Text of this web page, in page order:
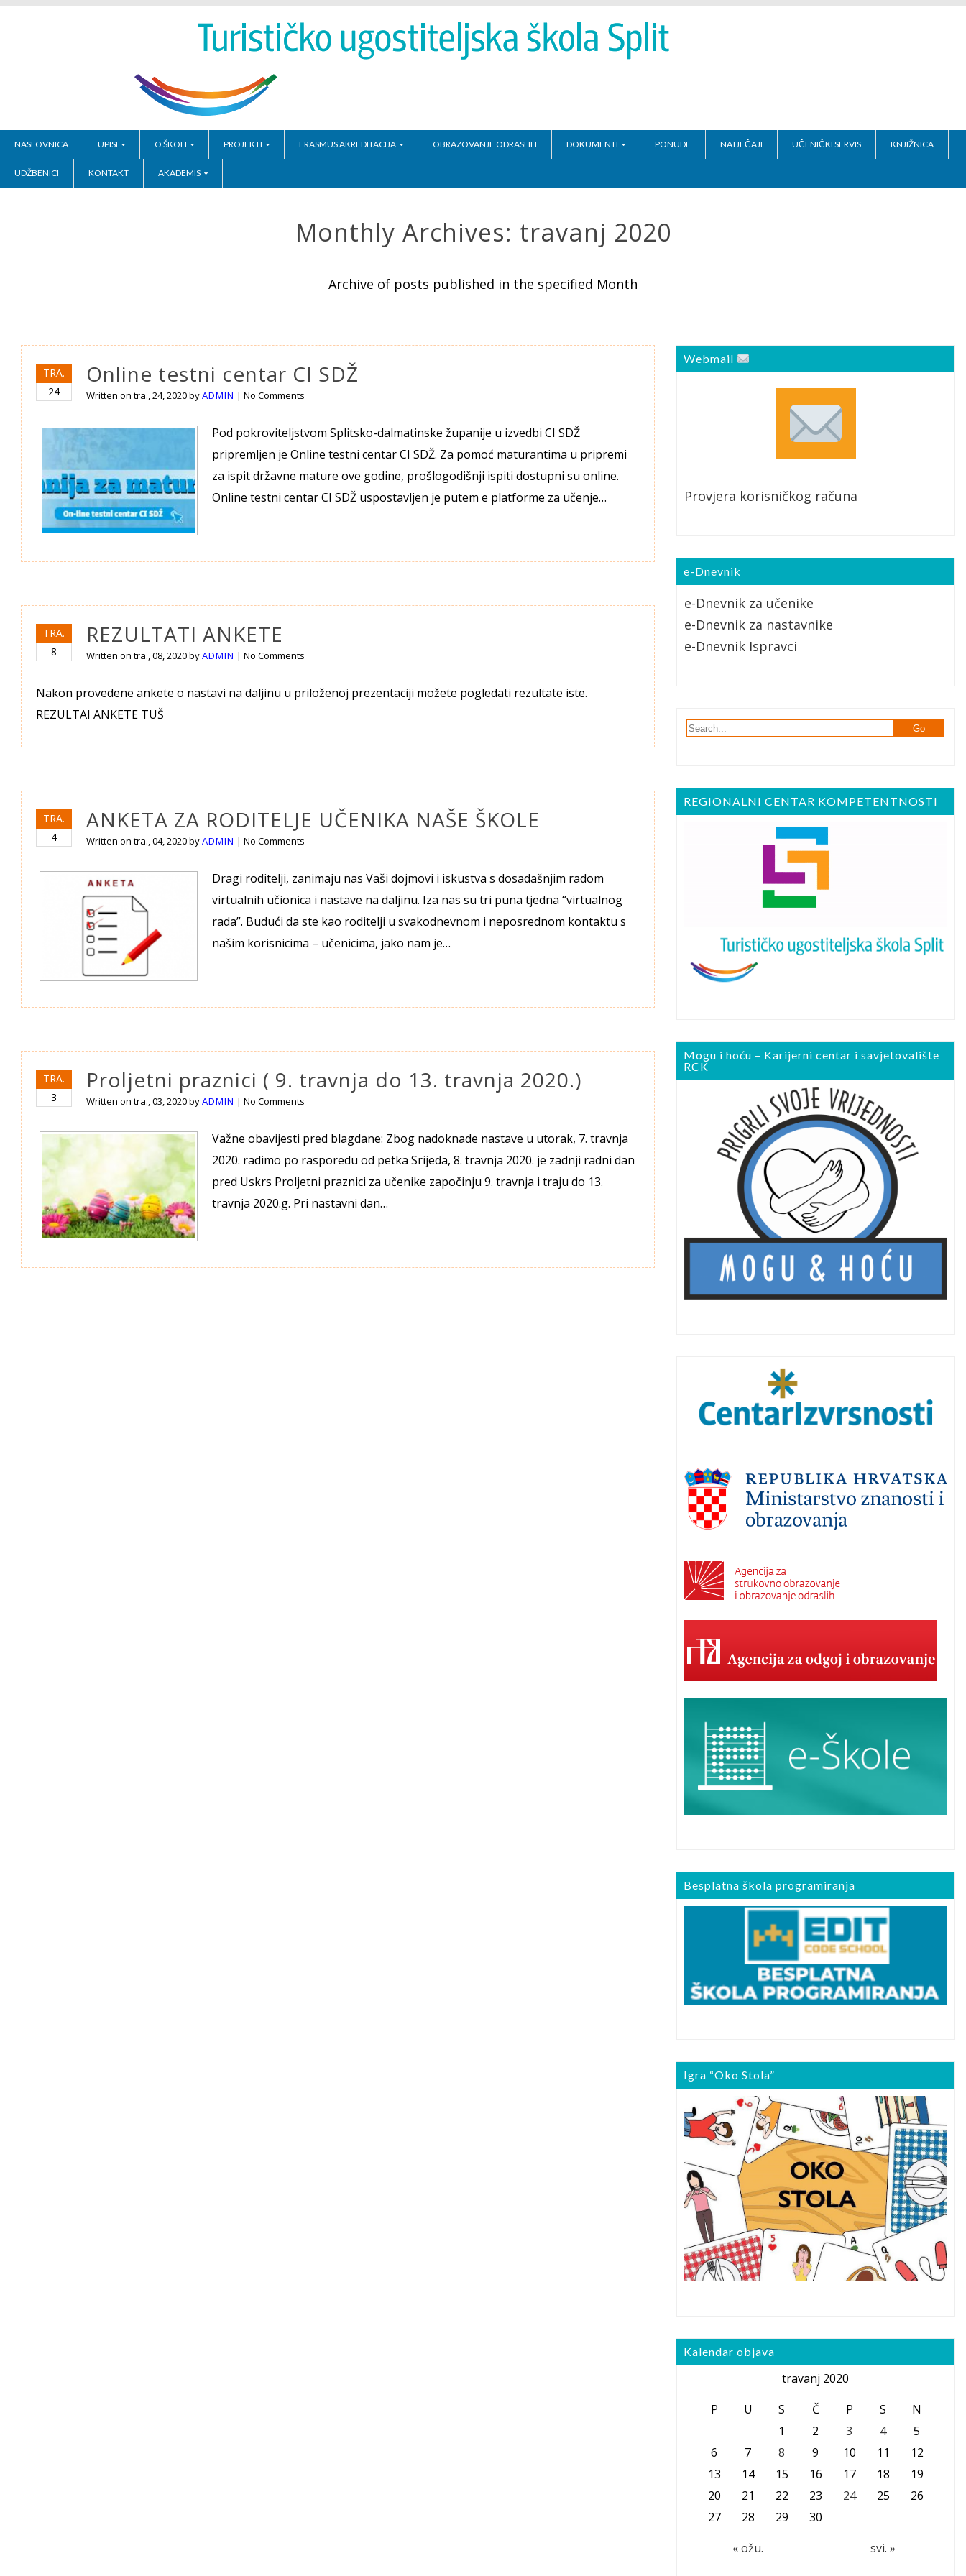
NASLOVNICA UPISI O ŠKOLI PROJEKTI ERASMUS AKREDITACIJA OBRAZOVANJE ODRASLIH DOKUMENTI PONUDE NATJEČAJI UČENIČKI SERVIS KNJIŽNICA
UDŽBENICI KONTAKT AKADEMIS
Monthly Archives: travanj 2020
Archive of posts published in the specified Month
TRA.
24
Online testni centar CI SDŽ
Written ontra., 24, 2020byADMIN |No Comments
Pod pokroviteljstvom Splitsko-dalmatinske županije u izvedbi CI SDŽ
pripremljen je Online testni centar CI SDŽ. Za pomoć maturantima u pripremi
za ispit državne mature ove godine, prošlogodišnji ispiti dostupni su online.
Online testni centar CI SDŽ uspostavljen je putem e platforme za učenje…
TRA.
8
REZULTATI ANKETE
Written ontra., 08, 2020byADMIN |No Comments
Nakon provedene ankete o nastavi na daljinu u priloženoj prezentaciji možete pogledati rezultate iste.
REZULTAI ANKETE TUŠ
TRA.
4
ANKETA ZA RODITELJE UČENIKA NAŠE ŠKOLE
Written ontra., 04, 2020byADMIN |No Comments
Dragi roditelji, zanimaju nas Vaši dojmovi i iskustva s dosadašnjim radom
virtualnih učionica i nastave na daljinu. Iza nas su tri puna tjedna “virtualnog
rada”. Budući da ste kao roditelji u svakodnevnom i neposrednom kontaktu s
našim korisnicima – učenicima, jako nam je…
TRA.
3
Proljetni praznici ( 9. travnja do 13. travnja 2020.)
Written ontra., 03, 2020byADMIN |No Comments
Važne obavijesti pred blagdane: Zbog nadoknade nastave u utorak, 7. travnja
2020. radimo po rasporedu od petka Srijeda, 8. travnja 2020. je zadnji radni dan
pred Uskrs Proljetni praznici za učenike započinju 9. travnja i traju do 13.
travnja 2020.g. Pri nastavni dan…
Webmail
Provjera korisničkog računa
e-Dnevnik
e-Dnevnik za učenike
e-Dnevnik za nastavnike
e-Dnevnik Ispravci
REGIONALNI CENTAR KOMPETENTNOSTI
Mogu i hoću – Karijerni centar i savjetovalište
RCK
Besplatna škola programiranja
Igra “Oko Stola”
Kalendar objava
travanj 2020
P
U S Č P S N
« ožu. svi. »
1 2 3 4
5
6
7 8 9 10 11
12
13
14 15 16 17 18
19
20
21 22 23 24 25
26
27
28 29 30